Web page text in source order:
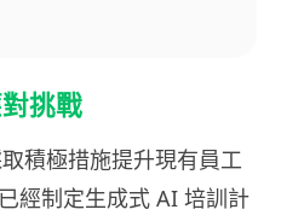
挑戰
積極措施提升現有員工
經制定生成式 AI 培訓計